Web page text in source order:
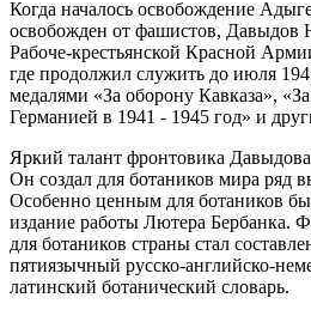
Когда началось освобождение
освобожден от фашистов, Давыдов
Рабоче-крестьянской Красной
где продолжил служить до июля
медалями «За оборону Кавказа»,
Германией в 1941 - 1945 год» и
Яркий талант фронтовика
Он создал для ботаников мира ряд
Особенно ценным для ботаников
издание работы Лютера Бербанка.
для ботаников страны стал
пятиязычный русско-английско-
латинский ботанический словарь.